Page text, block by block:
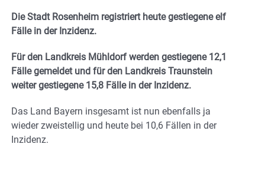
Die Stadt Rosenheim registriert heute gestiegene elf
Fälle in der Inzidenz.
Für den Landkreis Mühldorf werden gestiegene 12,1
Fälle gemeldet und für den Landkreis Traunstein
weiter gestiegene 15,8 Fälle in der Inzidenz.
Das Land Bayern insgesamt ist nun ebenfalls ja
wieder zweistellig und heute bei 10,6 Fällen in der
Inzidenz.